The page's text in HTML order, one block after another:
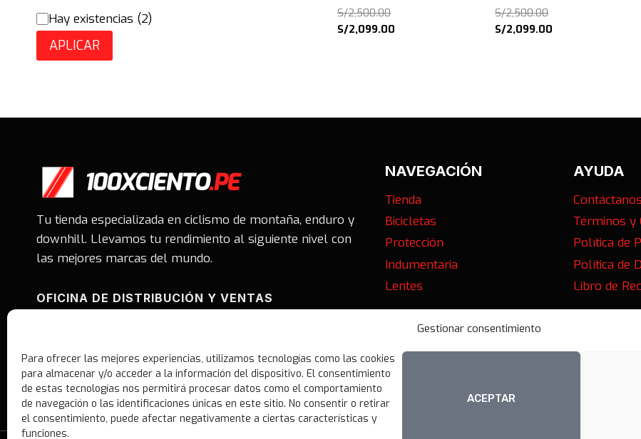
Gestionar consentimiento
Para ofrecer las mejores experiencias, utilizamos tecnologías como las cookies
para almacenar y/o acceder a la información del dispositivo. El consentimiento
de estas tecnologías nos permitirá procesar datos como el comportamiento
de navegación o las identificaciones únicas en este sitio. No consentir o retirar
el consentimiento, puede afectar negativamente a ciertas características y
funciones.
ACEPTAR
S/2,500.00El
precio
S/2,099.00El
S/2,500.00El
precio
S/2,099.00
Estado
Hay existencias (2)
APLICAR
Tu tienda especializada en ciclismo de montaña, enduro y
downhill. Llevamos tu rendimiento al siguiente nivel con
las mejores marcas del mundo.
OFICINA DE DISTRIBUCIÓN Y VENTAS
Whatsapp: 981377702
Correo: ventas@100xciento.pe
NAVEGACIÓN
Tienda
Bicicletas
Protección
Indumentaria
Lentes
AYUDA
Contáctanos
Términos y
Política de
Política de
Libro de